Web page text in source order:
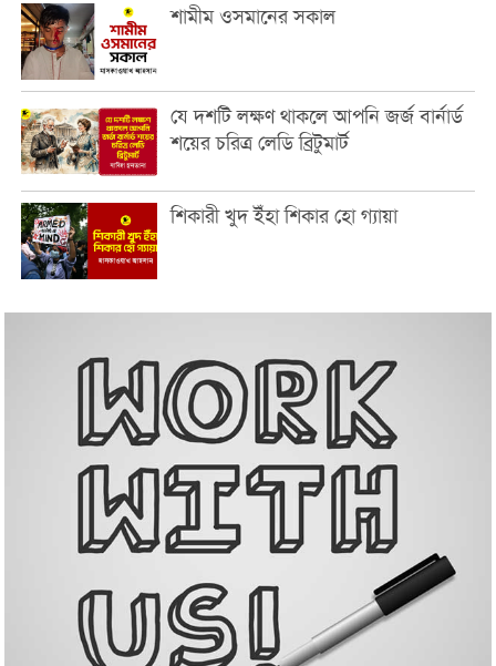
শামীম ওসমানের সকাল
যে দশটি লক্ষণ থাকলে আপনি জর্জ বার্নার্ড
শয়ের চরিত্র লেডি ব্রিটুমার্ট
শিকারী খুদ ইঁহা শিকার হো গ্যায়া